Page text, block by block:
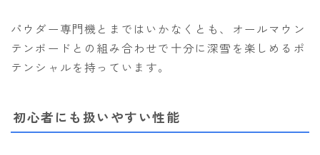
パウダー専門機とまではいかなくとも、オールマウン
テンボードとの組み合わせで十分に深雪を楽しめるポ
テンシャルを持っています。
初心者にも扱いやすい性能